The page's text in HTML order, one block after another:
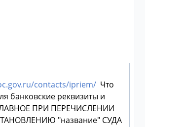
contacts/ipriem/Что
банковские реквизиты и
ГЛАВНОЕ ПРИ ПЕРЕЧИСЛЕНИИ
"название" СУДА